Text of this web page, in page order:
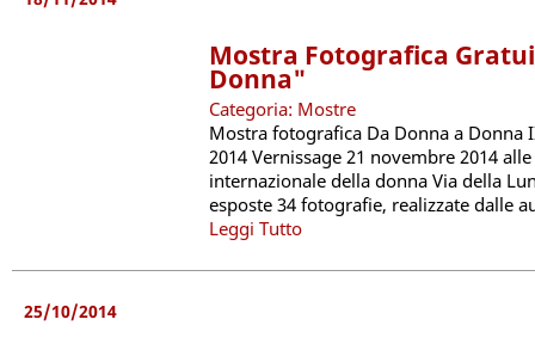
Mostra Fotografica
Donna"
Categoria: Mostre
Mostra fotografica Da Donna a Donna
2014 Vernissage 21 novembre 2014
internazionale della donna Via della
esposte 34 fotografie, realizzate dalle
Leggi Tutto
25/10/2014